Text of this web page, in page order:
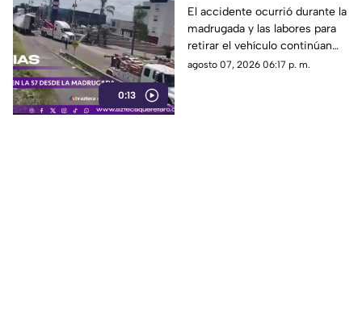
0:13
volcadura de unidad
pesada en la carretera
57
El accidente ocurrió durante la
madrugada y las labores para
retirar el vehículo continúan
desde hace más de 12 horas en
agosto 07, 2026 06:17 p. m.